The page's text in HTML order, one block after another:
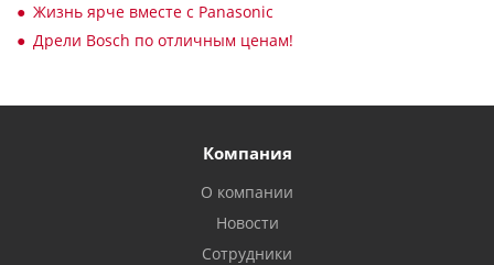
Жизнь ярче вместе с Panasonic
Дрели Bosch по отличным ценам!
Компания
О компании
Новости
Сотрудники